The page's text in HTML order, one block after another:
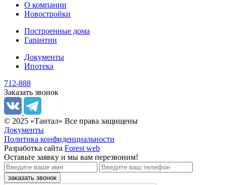
О компании
Новостройки
Построенные дома
Гарантии
Документы
Ипотека
712-888
Заказать звонок
© 2025 «Тантал» Все права защищены
Документы
Политика конфиденциальности
Разработка сайта Forest web
Оставьте заявку и мы вам перезвоним!
заказать звонок